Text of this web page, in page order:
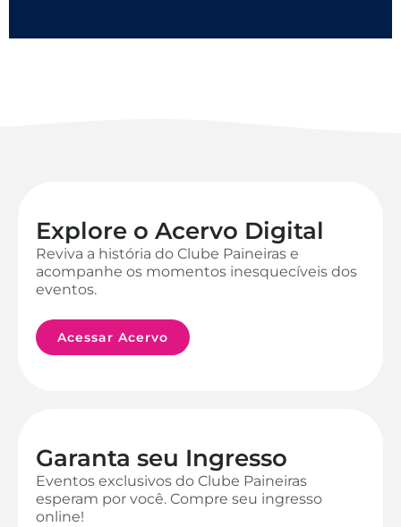
Explore o Acervo Digital
Reviva a história do Clube Paineiras e
acompanhe os momentos inesquecíveis dos
eventos.
Acessar Acervo
Garanta seu Ingresso
Eventos exclusivos do Clube Paineiras
esperam por você. Compre seu ingresso
online!